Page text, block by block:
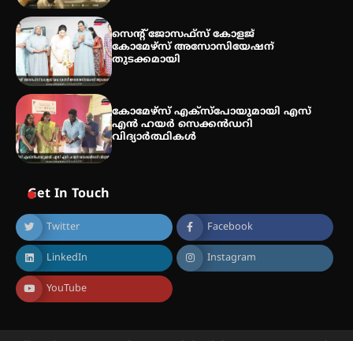
സെന്റ് ജോസഫ്സ് കോളജ്
കോമേഴ്‌സ് അസോസിയേഷന്
തുടക്കമായി
കോമേഴ്സ് എക്സ്പോയുമായി എസ്
എൻ ഹയർ സെക്കൻഡറി
വിദ്യാർത്ഥികൾ
Get In Touch
Twitter Facebook
LinkedIn Instagram
YouTube